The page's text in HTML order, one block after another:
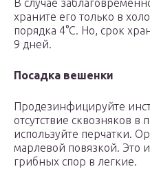
В случае
храните его только в
порядка 4°С. Но, срок
9 дней.
Посадка вешенки
Продезинфицируйте
отсутствие сквозняков
используйте перчатки.
марлевой повязкой. Это
грибных спор в легкие.